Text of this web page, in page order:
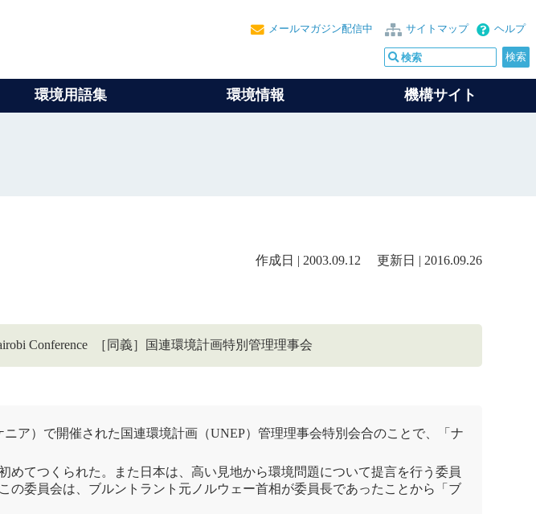
ヘルプ
サイトマップ
メールマガジン配信中
環境用語集 環境情報 機構サイト
作成日 | 2003.09.12 更新日 | 2016.09.26
Conference ［同義］国連環境計画特別管理理事会
ニア）で開催された 国連環境計画 （UNEP）管理理事会特別会合のことで、「ナ
めてつくられた。また日本は、高い見地から環境問題について提言を行う委員
の委員会は、ブルントラント元ノルウェー首相が委員長であったことから「 ブ